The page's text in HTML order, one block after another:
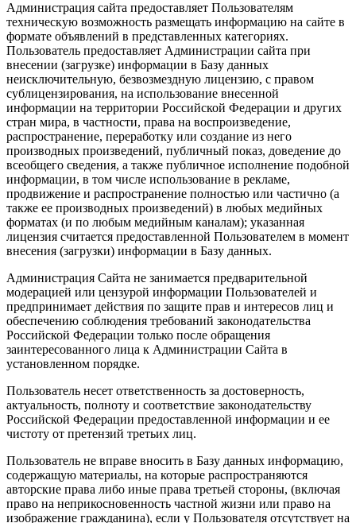
Администрация сайта предоставляет Пользователям
техническую возможность размещать информацию на сайте в
формате объявлений в представленных категориях.
Пользователь предоставляет Администрации сайта при
внесении (загрузке) информации в Базу данных
неисключительную, безвозмездную лицензию, с правом
сублицензирования, на использование внесенной
информации на территории Российской Федерации и других
стран мира, в частности, права на воспроизведение,
распространение, переработку или создание из него
производных произведений, публичный показ, доведение до
всеобщего сведения, а также публичное исполнение подобной
информации, в том числе использование в рекламе,
продвижение и распространение полностью или частично (а
также ее производных произведений) в любых медийных
форматах (и по любым медийным каналам); указанная
лицензия считается предоставленной Пользователем в момент
внесения (загрузки) информации в Базу данных.
Администрация Сайта не занимается предварительной
модерацией или цензурой информации Пользователей и
предпринимает действия по защите прав и интересов лиц и
обеспечению соблюдения требований законодательства
Российской Федерации только после обращения
заинтересованного лица к Администрации Сайта в
установленном порядке.
Пользователь несет ответственность за достоверность,
актуальность, полноту и соответствие законодательству
Российской Федерации предоставленной информации и ее
чистоту от претензий третьих лиц.
Пользователь не вправе вносить в Базу данных информацию,
содержащую материалы, на которые распространяются
авторские права либо иные права третьей стороны, (включая
право на неприкосновенность частной жизни или право на
изображение гражданина), если у Пользователя отсутствует на